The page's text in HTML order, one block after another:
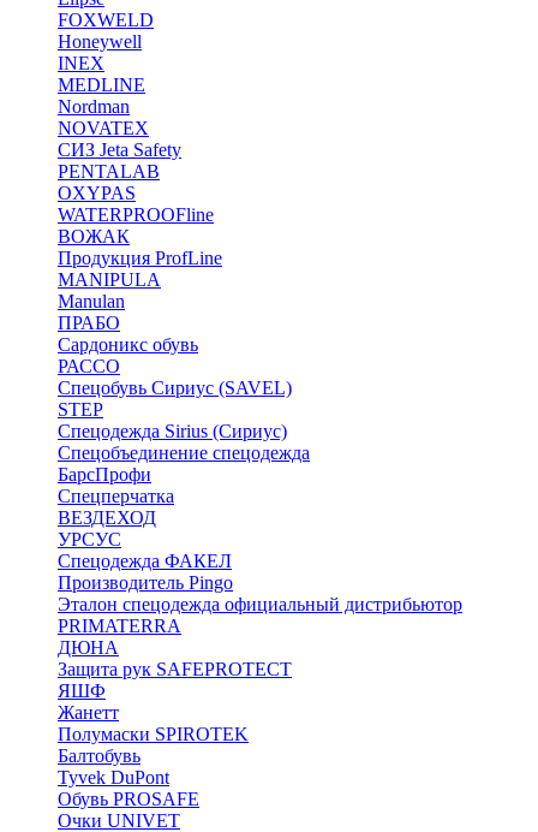
FOXWELD
Honeywell
INEX
MEDLINE
Nordman
NOVATEX
СИЗ Jeta Safety
PENTALAB
OXYPAS
WATERPROOFline
ВОЖАК
Продукция ProfLine
MANIPULA
Manulan
ПРАБО
Сардоникс обувь
РАССО
Спецобувь Сириус (SAVEL)
STEP
Спецодежда Sirius (Сириус)
Спецобъединение спецодежда
БарсПрофи
Спецперчатка
ВЕЗДЕХОД
УРСУС
Спецодежда ФАКЕЛ
Производитель Pingo
Эталон спецодежда официальный дистрибьютор
PRIMATERRA
ДЮНА
Защита рук SAFEPROTECT
ЯШФ
Жанетт
Полумаски SPIROTEK
Балтобувь
Tyvek DuPont
Обувь PROSAFE
Очки UNIVET